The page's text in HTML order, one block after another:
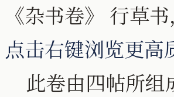
《杂书卷》 行草
点击右键浏览更高
此卷由四帖所组